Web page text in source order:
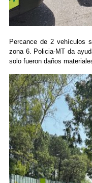
Percance de 2 vehículos
zona 6. Policia-MT da
solo fueron daños